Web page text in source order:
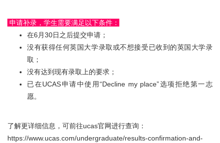
申请补录，学生需要满足以下条件：
在6月30日之后提交申请；
没有获得任何英国大学录取或不想接受已收到的英国大学录
取；
没有达到现有录取上的要求；
已在UCAS申请中使用“Decline my place”选项拒绝第一志
愿。
了解更详细信息，可前往ucas官网进行查询：
https://www.ucas.com/undergraduate/results-confirmation-and-